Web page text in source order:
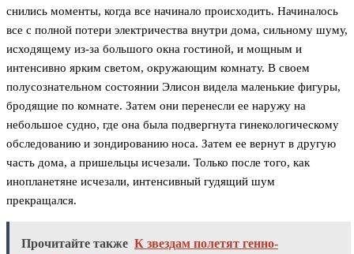
снились моменты, когда все начинало происходить. Начиналось
все с полной потери электричества внутри дома, сильному шуму,
исходящему из-за большого окна гостиной, и мощным и
интенсивно ярким светом, окружающим комнату. В своем
полусознательном состоянии Элисон видела маленькие фигуры,
бродящие по комнате. Затем они перенесли ее наружу на
небольшое судно, где она была подвергнута гинекологическому
обследованию и зондированию носа. Затем ее вернут в другую
часть дома, а пришельцы исчезали. Только после того, как
инопланетяне исчезали, интенсивный гудящий шум
прекращался.
Прочитайте также К звездам полетят генно-